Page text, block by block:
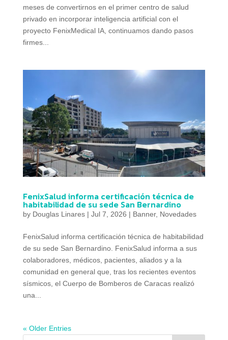
meses de convertirnos en el primer centro de salud
privado en incorporar inteligencia artificial con el
proyecto FenixMedical IA, continuamos dando pasos
firmes...
FenixSalud informa certificación técnica de
habitabilidad de su sede San Bernardino
by Douglas Linares| Jul 7, 2026 | Banner, Novedades
FenixSalud informa certificación técnica de habitabilidad
de su sede San Bernardino. FenixSalud informa a sus
colaboradores, médicos, pacientes, aliados y a la
comunidad en general que, tras los recientes eventos
sísmicos, el Cuerpo de Bomberos de Caracas realizó
una...
« Older Entries